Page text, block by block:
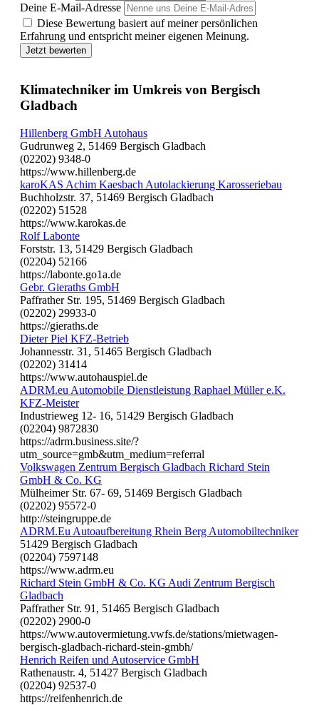
Deine E-Mail-Adresse
Diese Bewertung basiert auf meiner persönlichen
Erfahrung und entspricht meiner eigenen Meinung.
Jetzt bewerten
Klimatechniker im Umkreis von Bergisch
Gladbach
Hillenberg GmbH Autohaus
Gudrunweg 2, 51469 Bergisch Gladbach
(02202) 9348-0
https://www.hillenberg.de
karoKAS Achim Kaesbach Autolackierung Karosseriebau
Buchholzstr. 37, 51469 Bergisch Gladbach
(02202) 51528
https://www.karokas.de
Rolf Labonte
Forststr. 13, 51429 Bergisch Gladbach
(02204) 52166
https://labonte.go1a.de
Gebr. Gieraths GmbH
Paffrather Str. 195, 51469 Bergisch Gladbach
(02202) 29933-0
https://gieraths.de
Dieter Piel KFZ-Betrieb
Johannesstr. 31, 51465 Bergisch Gladbach
(02202) 31414
https://www.autohauspiel.de
ADRM.eu Automobile Dienstleistung Raphael Müller e.K.
KFZ-Meister
Industrieweg 12- 16, 51429 Bergisch Gladbach
(02204) 9872830
https://adrm.business.site/?
utm_source=gmb&utm_medium=referral
Volkswagen Zentrum Bergisch Gladbach Richard Stein
GmbH & Co. KG
Mülheimer Str. 67- 69, 51469 Bergisch Gladbach
(02202) 95572-0
http://steingruppe.de
ADRM.Eu Autoaufbereitung Rhein Berg Automobiltechniker
51429 Bergisch Gladbach
(02204) 7597148
https://www.adrm.eu
Richard Stein GmbH & Co. KG Audi Zentrum Bergisch
Gladbach
Paffrather Str. 91, 51465 Bergisch Gladbach
(02202) 2900-0
https://www.autovermietung.vwfs.de/stations/mietwagen-
bergisch-gladbach-richard-stein-gmbh/
Henrich Reifen und Autoservice GmbH
Rathenaustr. 4, 51427 Bergisch Gladbach
(02204) 92537-0
https://reifenhenrich.de